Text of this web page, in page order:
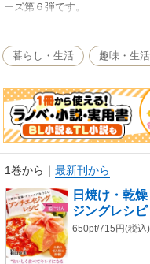
ーズ第６弾です。
姫ごはんとは……材料は１人
ごはんのレシピ。
今回は「しわ」「たるみ」「
など、気になる症状別にご紹
「トータルケア」のレシピも見
ハート型のにんじん、油揚げ
ア満載のキュートな盛り付け
和田良美（わだ よしみ）
1982年７月27日北海道で生ま
ついて学び、 栄養士の資格を
ステティシャンの道へ。エス
後、上京。現在は 名古屋在住
料理しかないことに気づき、
開。
暮らし・生活 趣味・生活
1巻から ｜ 最新刊から
日焼け・乾
ジングレシ
650pt/715円(税込)